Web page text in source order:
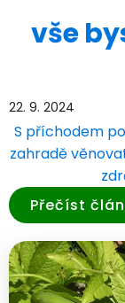
vše
22. 9. 2024
S příchodem
zahradě
Přečíst